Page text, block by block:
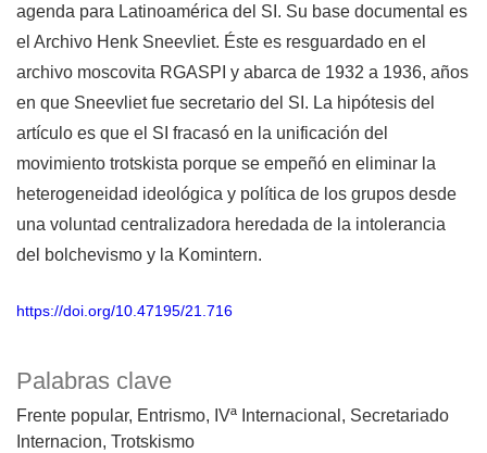
Palabras clave
Frente popular Entrismo IVª Internacional
Secretariado
Internacion Trotskismo
agenda para Latinoamérica del SI. Su base documental es
el Archivo Henk Sneevliet. Éste es resguardado en el
archivo moscovita RGASPI y abarca de 1932 a 1936, años
en que Sneevliet fue secretario del SI. La hipótesis del
artículo es que el SI fracasó en la unificación del
movimiento trotskista porque se empeñó en eliminar la
heterogeneidad ideológica y política de los grupos desde
una voluntad centralizadora heredada de la intolerancia
del bolchevismo y la Komintern.
https://doi.org/10.47195/21.716